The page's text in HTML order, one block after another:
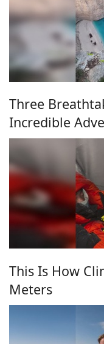
Three
Incredible
This Is How
Meters